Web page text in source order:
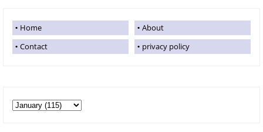
Home
About
Contact
privacy policy